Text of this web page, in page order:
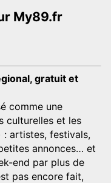
My89.fr
gratuit et
comme une
culturelles et les
: artistes, festivals,
annonces… et
end par plus de
pas encore fait,